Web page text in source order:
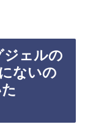
ェルの
ないの